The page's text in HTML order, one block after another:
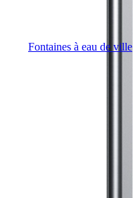
Fontaines à eau de ville